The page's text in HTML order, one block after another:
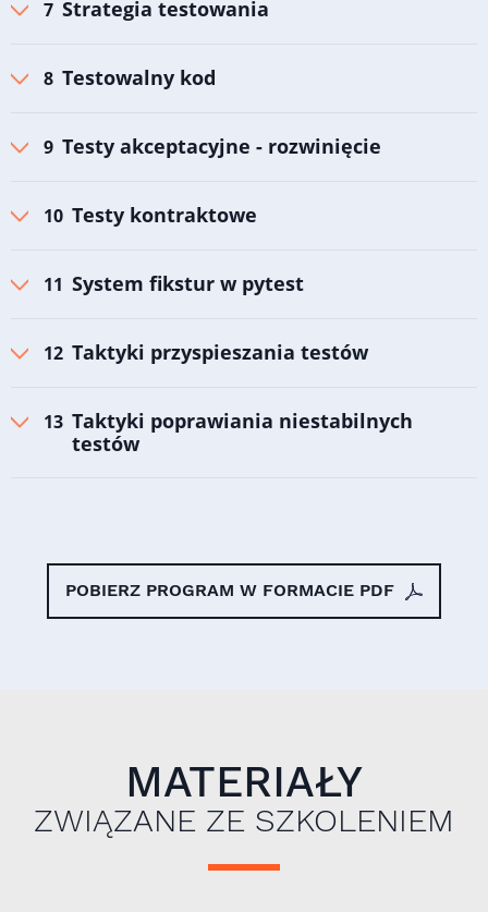
Strategia testowania
Testowalny kod
Testy akceptacyjne - rozwinięcie
Testy kontraktowe
System fikstur w pytest
Taktyki przyspieszania testów
Taktyki poprawiania niestabilnych
testów
POBIERZ PROGRAM W FORMACIE PDF
MATERIAŁY
ZWIĄZANE ZE SZKOLENIEM